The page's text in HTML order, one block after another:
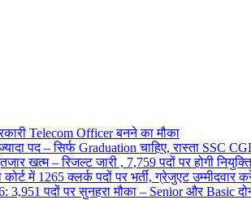
Telecom Officer बनने का मौका
पद – सिर्फ Graduation चाहिए, रास्ता SSC
खत्म – रिजल्ट जारी , 7,759 पदों पर होगी नियुक्ति
में 1265 क्लर्क पदों पर भर्ती, ग्रेजुएट उम्मीदवार
पदों पर सुनहरा मौका – Senior और Basic